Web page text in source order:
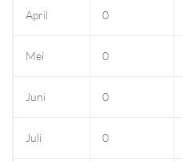
April 0
Mei 0
Juni 0
Juli 0